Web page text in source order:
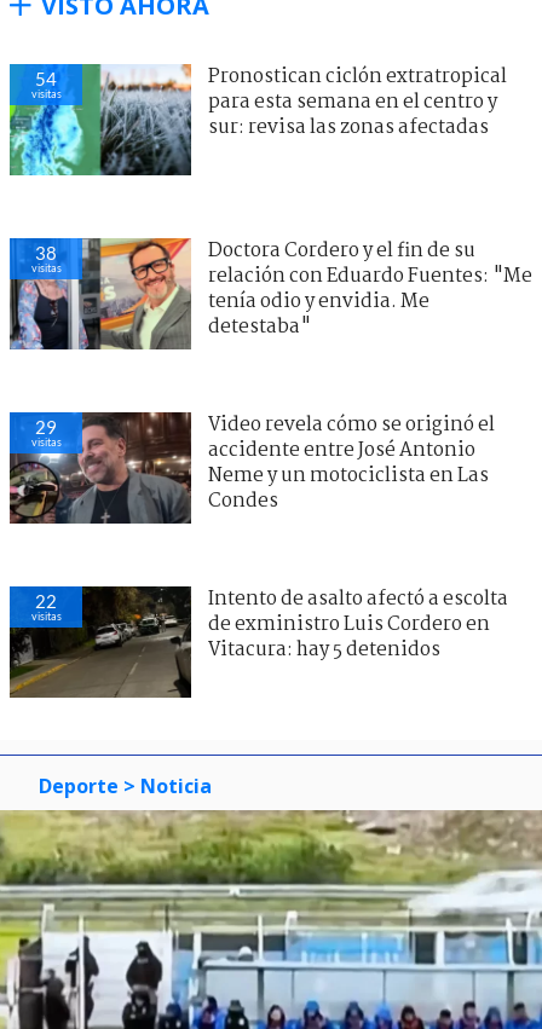
54
visitas
Pronostican ciclón extratropical
para esta semana en el centro y
sur: revisa las zonas afectadas
38
visitas
Doctora Cordero y el fin de su
relación con Eduardo Fuentes: "Me
tenía odio y envidia. Me
detestaba"
29
visitas
Video revela cómo se originó el
accidente entre José Antonio
Neme y un motociclista en Las
Condes
22
visitas
Intento de asalto afectó a escolta
de exministro Luis Cordero en
Vitacura: hay 5 detenidos
Deporte > Noticia